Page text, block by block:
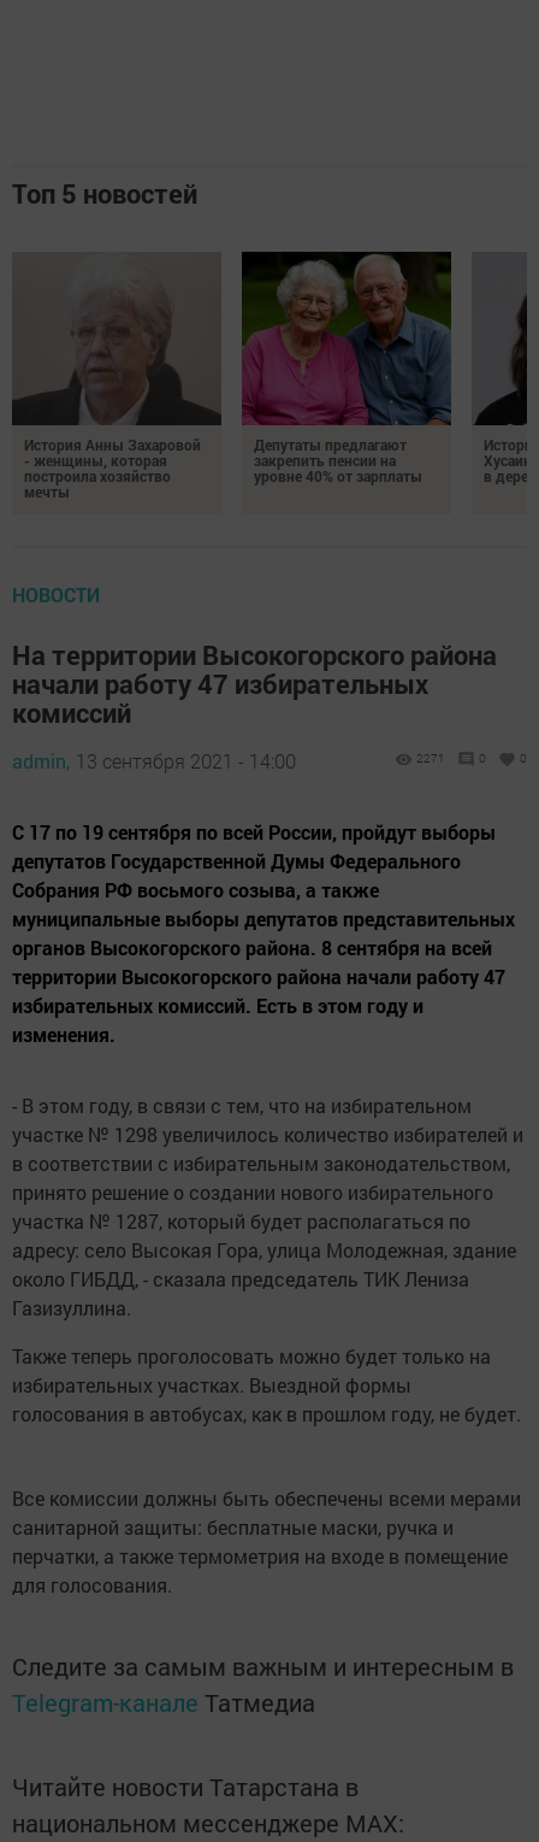
Топ 5 новостей
История Анны Захаровой
- женщины, которая
построила хозяйство
мечты
Депутаты предлагают
закрепить пенсии на
уровне 40% от зарплаты
в
НОВОСТИ
На территории Высокогорского района
начали работу 47 избирательных
комиссий
admin, 13 сентября 2021 - 14:00 2271 0 0
С 17 по 19 сентября по всей России, пройдут выборы
депутатов Государственной Думы Федерального
Собрания РФ восьмого созыва, а также
муниципальные выборы депутатов представительных
органов Высокогорского района. 8 сентября на всей
территории Высокогорского района начали работу 47
избирательных комиссий. Есть в этом году и
изменения.
- В этом году, в связи с тем, что на избирательном
участке № 1298 увеличилось количество избирателей и
в соответствии с избирательным законодательством,
принято решение о создании нового избирательного
участка № 1287, который будет располагаться по
адресу: село Высокая Гора, улица Молодежная, здание
около ГИБДД, - сказала председатель ТИК Лениза
Газизуллина.
Также теперь проголосовать можно будет только на
избирательных участках. Выездной формы
голосования в автобусах, как в прошлом году, не будет.
Все комиссии должны быть обеспечены всеми мерами
санитарной защиты: бесплатные маски, ручка и
перчатки, а также термометрия на входе в помещение
для голосования.
Следите за самым важным и интересным в
Telegram-канале Татмедиа
Читайте новости Татарстана в
национальном мессенджере MАХ: